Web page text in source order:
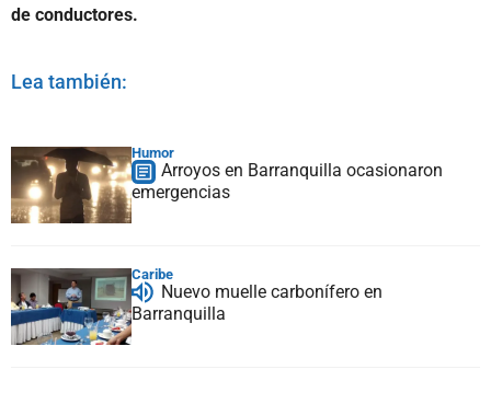
de conductores.
Lea también:
Humor
Arroyos en Barranquilla ocasionaron
emergencias
Caribe
Nuevo muelle carbonífero en
Barranquilla